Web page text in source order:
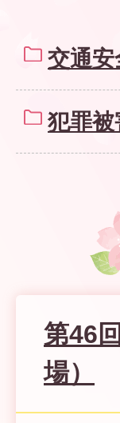
交通安
犯罪被
第46
場）